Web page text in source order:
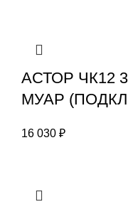
АСТОР ЧК12
МУАР
16 030 ₽